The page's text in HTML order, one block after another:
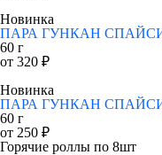
Новинка
ПАРА ГУНКАН
60 г
от 320 ₽
Новинка
ПАРА ГУНКАН СПАЙСИ
60 г
от 250 ₽
Горячие роллы по 8шт